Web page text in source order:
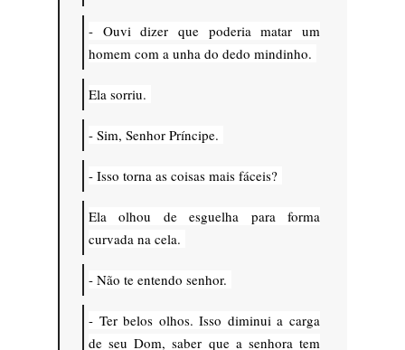
- Ouvi dizer que poderia matar um
homem com a unha do dedo mindinho.
Ela sorriu.
- Sim, Senhor Príncipe.
- Isso torna as coisas mais fáceis?
Ela olhou de esguelha para forma
curvada na cela.
- Não te entendo senhor.
- Ter belos olhos. Isso diminui a carga
de seu Dom, saber que a senhora tem